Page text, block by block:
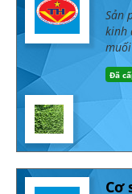
Sản
kinh
muối
Đã
Cơ